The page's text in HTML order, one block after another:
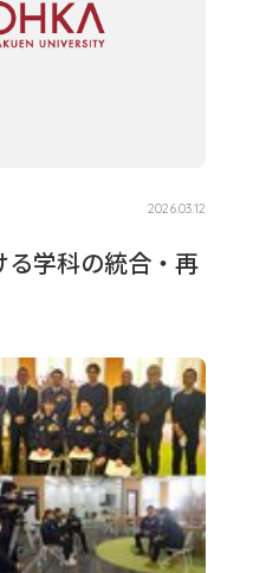
2026.03.12
学科の統合・再